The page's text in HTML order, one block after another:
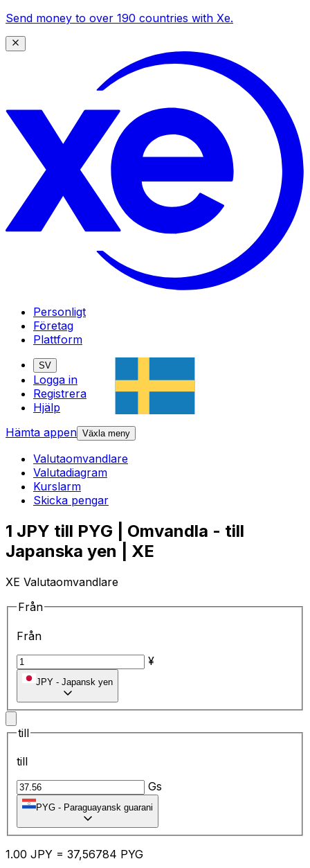
Send money to over 190 countries with Xe.
Personligt
Företag
Plattform
SV
Logga in
Registrera
Hjälp
Hämta appen Växla meny
Valutaomvandlare
Valutadiagram
Kurslarm
Skicka pengar
1 JPY till PYG | Omvandla - till
Japanska yen | XE
XE Valutaomvandlare
Från
Från
¥
JPY - Japansk yen
till
till
Gs
PYG - Paraguayansk guarani
1.00 JPY = 37,56784 PYG